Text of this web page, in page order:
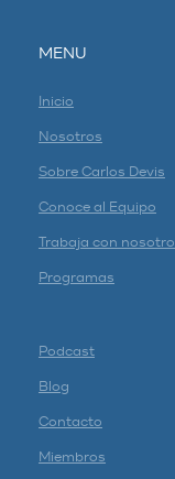
MENU
Inicio
Nosotros
Sobre Carlos Devis
Conoce al Equipo
Trabaja con
Programas
Podcast
Blog
Contacto
Miembros